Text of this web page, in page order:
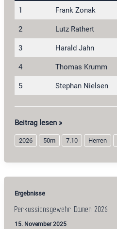
1 Frank Zonak
2 Lutz Rathert
3 Harald Jahn
4 Thomas Krumm
5 Stephan Nielsen
Perkussionsgewehr
Herren
2026
Beitrag lesen »
2026 50m 7.10 Herren
Ergebnisse
Perkussionsgewehr Damen 2026
15. November 2025